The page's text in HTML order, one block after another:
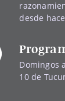
desde
Domingos
10 de